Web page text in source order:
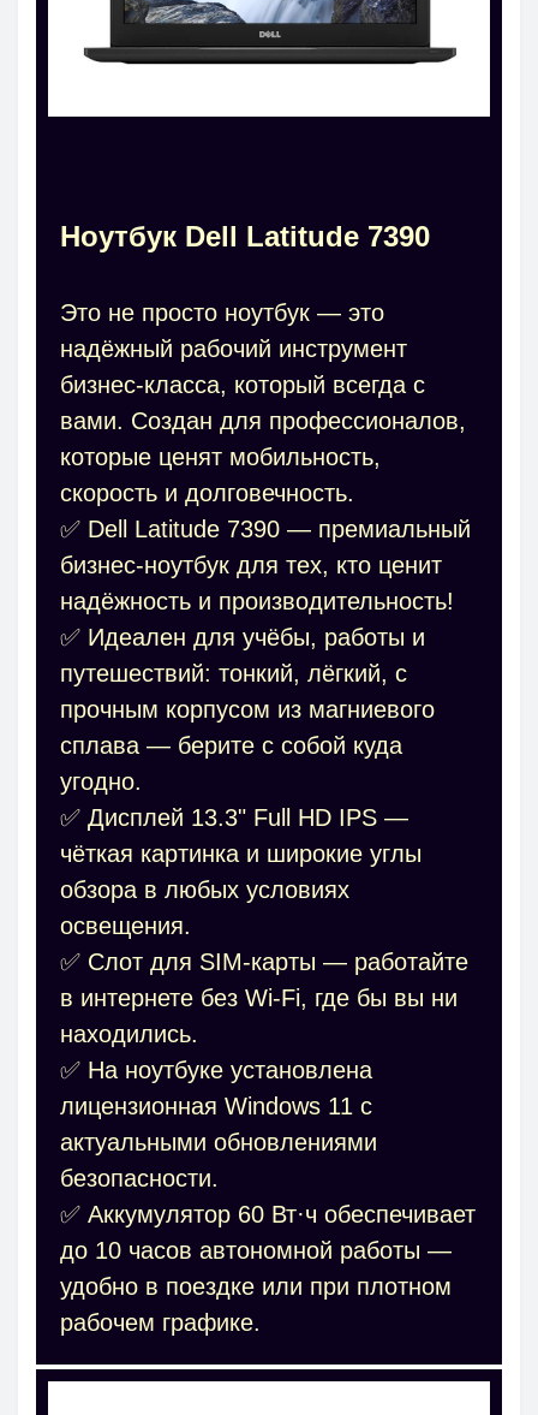
Ноутбук Dell Latitude 7390
Это не просто ноутбук — это
надёжный рабочий инструмент
бизнес-класса, который всегда с
вами. Создан для профессионалов,
которые ценят мобильность,
скорость и долговечность.
✅ Dell Latitude 7390 — премиальный
бизнес-ноутбук для тех, кто ценит
надёжность и производительность!
✅ Идеален для учёбы, работы и
путешествий: тонкий, лёгкий, с
прочным корпусом из магниевого
сплава — берите с собой куда
угодно.
✅ Дисплей 13.3" Full HD IPS —
чёткая картинка и широкие углы
обзора в любых условиях
освещения.
✅ Слот для SIM-карты — работайте
в интернете без Wi-Fi, где бы вы ни
находились.
✅ На ноутбуке установлена
лицензионная Windows 11 с
актуальными обновлениями
безопасности.
✅ Аккумулятор 60 Вт·ч обеспечивает
до 10 часов автономной работы —
удобно в поездке или при плотном
рабочем графике.